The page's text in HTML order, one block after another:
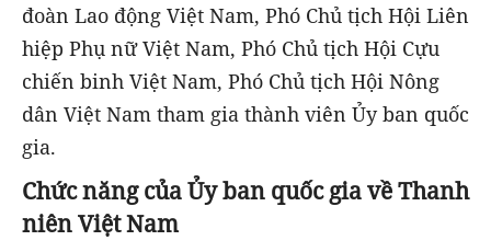
đoàn Lao động Việt Nam, Phó Chủ tịch Hội Liên
hiệp Phụ nữ Việt Nam, Phó Chủ tịch Hội Cựu
chiến binh Việt Nam, Phó Chủ tịch Hội Nông
dân Việt Nam tham gia thành viên Ủy ban quốc
gia.
Chức năng của Ủy ban quốc gia về Thanh
niên Việt Nam